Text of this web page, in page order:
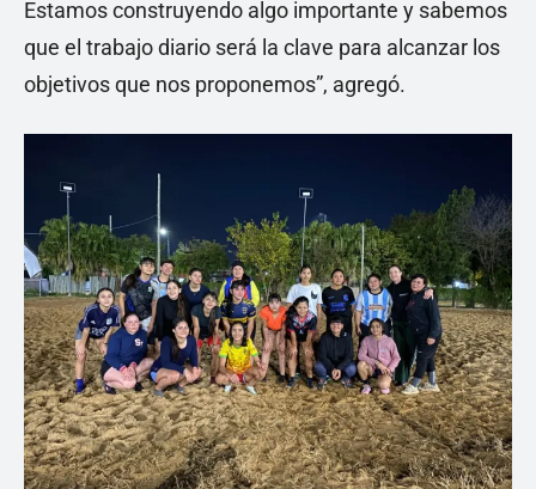
Estamos construyendo algo importante y sabemos
que el trabajo diario será la clave para alcanzar los
objetivos que nos proponemos”, agregó.